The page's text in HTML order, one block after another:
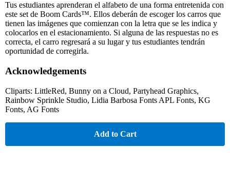
Tus estudiantes aprenderan el alfabeto de una forma entretenida con
este set de Boom Cards™. Ellos deberán de escoger los carros que
tienen las imágenes que comienzan con la letra que se les indica y
colocarlos en el estacionamiento. Si alguna de las respuestas no es
correcta, el carro regresará a su lugar y tus estudiantes tendrán
oportunidad de corregirla.
Acknowledgements
Cliparts: LittleRed, Bunny on a Cloud, Partyhead Graphics,
Rainbow Sprinkle Studio, Lidia Barbosa Fonts APL Fonts, KG
Fonts, AG Fonts
Add to Cart